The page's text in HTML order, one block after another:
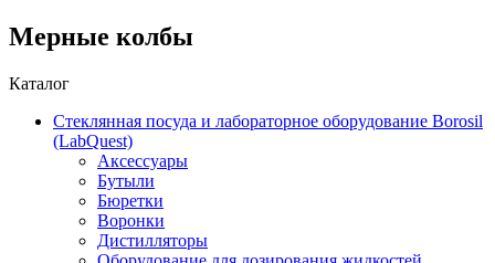
Мерные колбы
Каталог
Стеклянная посуда и лабораторное оборудование Borosil
(LabQuest)
Аксессуары
Бутыли
Бюретки
Воронки
Дистилляторы